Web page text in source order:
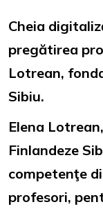
Cheia
pregătirea
Lotrean,
Sibiu.
Elena
Finlandeze
competenţe
profesori,